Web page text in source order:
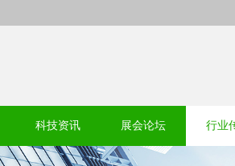
科技资讯 展会论坛 行业